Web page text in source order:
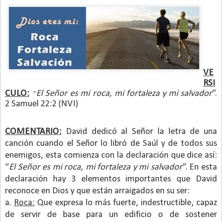
VE
RSI
CULO: “El Señor es mi roca, mi fortaleza y mi salvador”.
2 Samuel 22:2 (NVI)
COMENTARIO: David dedicó al Señor la letra de una
canción cuando el Señor lo libró de Saúl y de todos sus
enemigos, esta comienza con la declaración que dice así:
“El Señor es mi roca, mi fortaleza y mi salvador”. En esta
declaración hay 3 elementos importantes que David
reconoce en Dios y que están arraigados en su ser:
a. Roca: Que expresa lo más fuerte, indestructible, capaz
de servir de base para un edificio o de sostener